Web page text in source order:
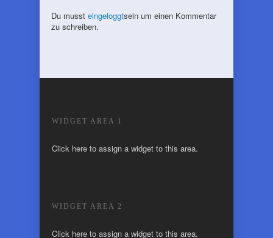
Du musst eingeloggtsein um einen Kommentar
zu schreiben.
WIDGET AREA 1
Click here to assign a widget to this area.
WIDGET AREA 2
Click here to assign a widget to this area.